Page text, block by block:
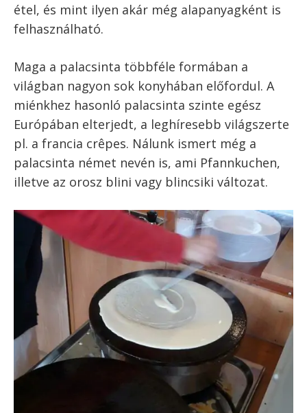
Crêpe Suzette – narancsos palacsinta
Palacsinta változatok
Mi is pontosan a palacsinta? Amikor ezt a
receptet rögzítettem, és a honlapon be kellett
jelölnöm, hogy milyen típusú ételről van szó,
bajban voltam. Desszert – ez kapta az első x-
et. De aztán megláttam, hogy előétel – miért
ne lehetne az is? Vagy főétel, de akár reggeli,
vacsora? Egyszóval a palacsinta egy ezerarcú
étel, és mint ilyen akár még alapanyagként is
felhasználható.